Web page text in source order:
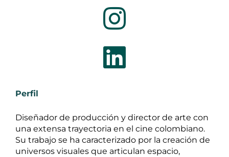
Perfil
Diseñador de producción y director de arte con
una extensa trayectoria en el cine colombiano.
Su trabajo se ha caracterizado por la creación de
universos visuales que articulan espacio,